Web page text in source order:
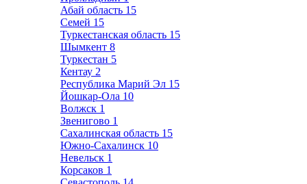
Абай область 15
Семей 15
Туркестанская область 15
Шымкент 8
Туркестан 5
Кентау 2
Республика Марий Эл 15
Йошкар-Ола 10
Волжск 1
Звенигово 1
Сахалинская область 15
Южно-Сахалинск 10
Невельск 1
Корсаков 1